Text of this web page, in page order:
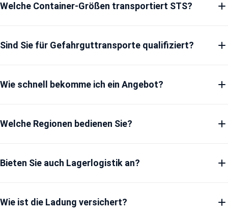
Welche Container-Größen transportiert STS?
High Cube und Open Top. Sondercontainer auf Anfrage.
Sind Sie für Gefahrguttransporte qualifiziert?
Fahrzeuge sind entsprechend ausgerüstet und geprüft. Wir
Wie schnell bekomme ich ein Angebot?
oft schon innerhalb einer Stunde — rufen Sie einfach durch:
Welche Regionen bedienen Sie?
Bremerhaven und Wilhelmshaven — aber wir fahren bundesweit.
Bieten Sie auch Lagerlogistik an?
und Umschlagskapazitäten zur Verfügung. Details auf der
Lager-
Wie ist die Ladung versichert?